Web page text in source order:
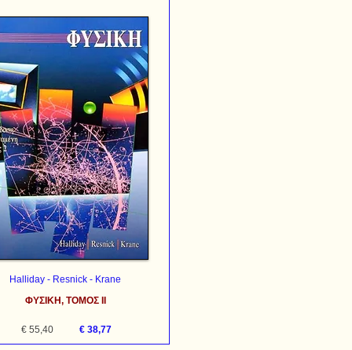
Halliday - Resnick - Krane
ΦΥΣΙΚΗ, ΤΟΜΟΣ ΙΙ
€ 55,40 € 38,77